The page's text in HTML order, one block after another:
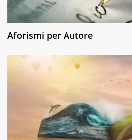
Aforismi per Autore